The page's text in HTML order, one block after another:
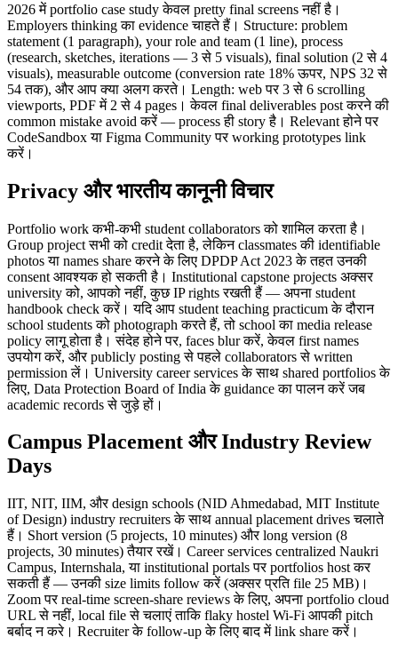
2026 में portfolio case study केवल pretty final screens नहीं है।
Employers thinking का evidence चाहते हैं। Structure: problem
statement (1 paragraph), your role and team (1 line), process
(research, sketches, iterations — 3 से 5 visuals), final solution (2 से 4
visuals), measurable outcome (conversion rate 18% ऊपर, NPS 32 से
54 तक), और आप क्या अलग करते। Length: web पर 3 से 6 scrolling
viewports, PDF में 2 से 4 pages। केवल final deliverables post करने की
common mistake avoid करें — process ही story है। Relevant होने पर
CodeSandbox या Figma Community पर working prototypes link
करें।
Privacy और भारतीय कानूनी विचार
Portfolio work कभी-कभी student collaborators को शामिल करता है।
Group project सभी को credit देता है, लेकिन classmates की identifiable
photos या names share करने के लिए DPDP Act 2023 के तहत उनकी
consent आवश्यक हो सकती है। Institutional capstone projects अक्सर
university को, आपको नहीं, कुछ IP rights रखती हैं — अपना student
handbook check करें। यदि आप student teaching practicum के दौरान
school students को photograph करते हैं, तो school का media release
policy लागू होता है। संदेह होने पर, faces blur करें, केवल first names
उपयोग करें, और publicly posting से पहले collaborators से written
permission लें। University career services के साथ shared portfolios के
लिए, Data Protection Board of India के guidance का पालन करें जब
academic records से जुड़े हों।
Campus Placement और Industry Review
Days
IIT, NIT, IIM, और design schools (NID Ahmedabad, MIT Institute
of Design) industry recruiters के साथ annual placement drives चलाते
हैं। Short version (5 projects, 10 minutes) और long version (8
projects, 30 minutes) तैयार रखें। Career services centralized Naukri
Campus, Internshala, या institutional portals पर portfolios host कर
सकती हैं — उनकी size limits follow करें (अक्सर प्रति file 25 MB)।
Zoom पर real-time screen-share reviews के लिए, अपना portfolio cloud
URL से नहीं, local file से चलाएं ताकि flaky hostel Wi-Fi आपकी pitch
बर्बाद न करे। Recruiter के follow-up के लिए बाद में link share करें।